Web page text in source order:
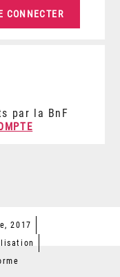
par la BnF
2017